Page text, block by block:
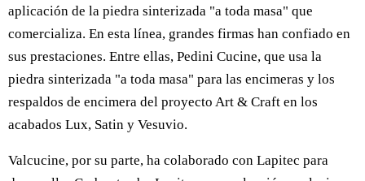
aplicación de la piedra sinterizada "a toda masa" que
comercializa. En esta línea, grandes firmas han confiado en
sus prestaciones. Entre ellas, Pedini Cucine, que usa la
piedra sinterizada "a toda masa" para las encimeras y los
respaldos de encimera del proyecto Art & Craft en los
acabados Lux, Satin y Vesuvio.
Valcucine, por su parte, ha colaborado con Lapitec para